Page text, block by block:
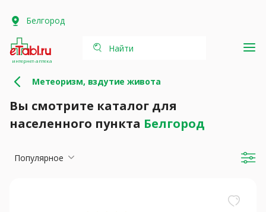
Белгород
интернет-аптека
Найти
Метеоризм, вздутие живота
Вы смотрите каталог для
населенного пункта Белгород
Популярное